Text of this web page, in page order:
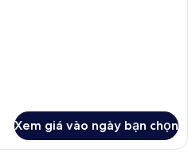
Xem giá vào ngày bạn chọn